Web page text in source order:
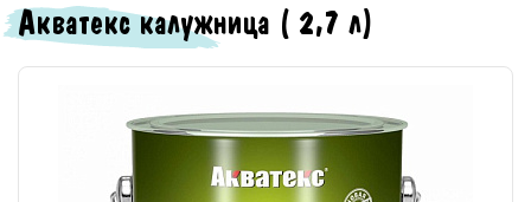
Акватекс калужница ( 2,7 л)